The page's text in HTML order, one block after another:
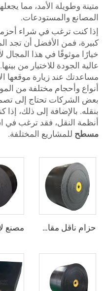
متينة وطويلة الأمد، مما
المصانع والمستودعات.
إذا كنت ترغب في شراء
خيارًا موثوقًا في هذا المجال
عالية الجودة للاختيار من
مساعدتك عند زيارة موقعها
أنواع وأحجام مختلفة من
بعض الشركات تحتاج إلى
بنقله. بالإضافة إلى ذلك،
أنظمة النقل، فقد ترغب
مسطح للمشاريع المختلفة.
حزام ناقل مقاوم لدرجات الحرارة العالية، مقاوم للحرارة، عالي التحمل للاستخدام في قطاعات الأسمنت والصلب والتعدين